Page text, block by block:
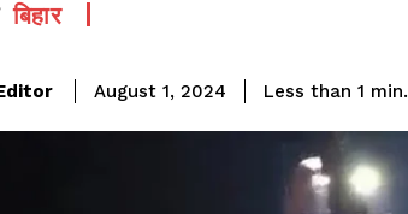
बिहार
August 1, 2024 Less than 1 min.